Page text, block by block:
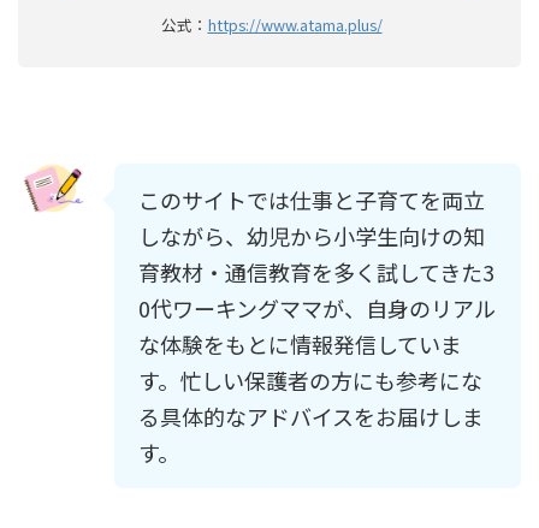
公式： https://www.atama.plus/
このサイトでは仕事と子育てを両立
しながら、幼児から小学生向けの知
育教材・通信教育を多く試してきた3
0代ワーキングママが、自身のリアル
な体験をもとに情報発信していま
す。忙しい保護者の方にも参考にな
る具体的なアドバイスをお届けしま
す。